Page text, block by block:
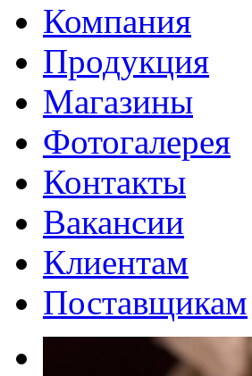
Компания
Продукция
Магазины
Фотогалерея
Контакты
Вакансии
Клиентам
Поставщикам